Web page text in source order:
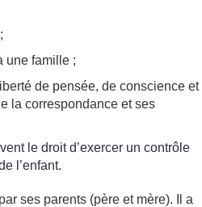
une famille ;
de pensée, de conscience et
la correspondance et ses
le droit d’exercer un contrôle
l’enfant.
ses parents (père et mère). Il a